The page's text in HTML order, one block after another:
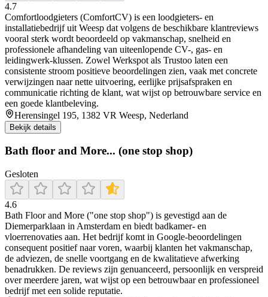
4.7
Comfortloodgieters (ComfortCV) is een loodgieters- en
installatiebedrijf uit Weesp dat volgens de beschikbare klantreviews
vooral sterk wordt beoordeeld op vakmanschap, snelheid en
professionele afhandeling van uiteenlopende CV-, gas- en
leidingwerk-klussen. Zowel Werkspot als Trustoo laten een
consistente stroom positieve beoordelingen zien, vaak met concrete
verwijzingen naar nette uitvoering, eerlijke prijsafspraken en
communicatie richting de klant, wat wijst op betrouwbare service en
een goede klantbeleving.
Herensingel 195, 1382 VR Weesp, Nederland
Bekijk details
Bath floor and More... (one stop shop)
Gesloten
4.6
Bath Floor and More ("one stop shop") is gevestigd aan de
Diemerparklaan in Amsterdam en biedt badkamer- en
vloerrenovaties aan. Het bedrijf komt in Google-beoordelingen
consequent positief naar voren, waarbij klanten het vakmanschap,
de adviezen, de snelle voortgang en de kwalitatieve afwerking
benadrukken. De reviews zijn genuanceerd, persoonlijk en verspreid
over meerdere jaren, wat wijst op een betrouwbaar en professioneel
bedrijf met een solide reputatie.